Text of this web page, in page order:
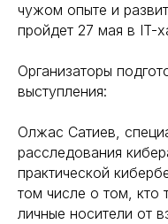
чужом опыте и
пройдет 27 мая в IT-
Организаторы
выступления:
Олжас Сатиев,
расследования
практической
том числе о том, кто
личные носители от